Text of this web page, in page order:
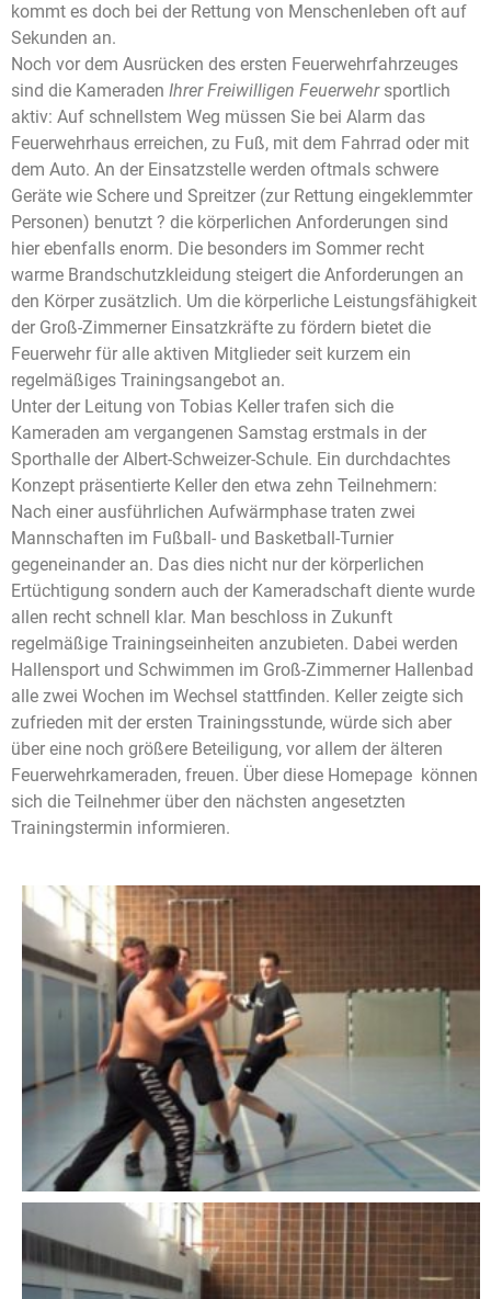
kommt es doch bei der Rettung von Menschenleben oft auf
Sekunden an.
Noch vor dem Ausrücken des ersten Feuerwehrfahrzeuges
sind die Kameraden Ihrer Freiwilligen Feuerwehr sportlich
aktiv: Auf schnellstem Weg müssen Sie bei Alarm das
Feuerwehrhaus erreichen, zu Fuß, mit dem Fahrrad oder mit
dem Auto. An der Einsatzstelle werden oftmals schwere
Geräte wie Schere und Spreitzer (zur Rettung eingeklemmter
Personen) benutzt ? die körperlichen Anforderungen sind
hier ebenfalls enorm. Die besonders im Sommer recht
warme Brandschutzkleidung steigert die Anforderungen an
den Körper zusätzlich. Um die körperliche Leistungsfähigkeit
der Groß-Zimmerner Einsatzkräfte zu fördern bietet die
Feuerwehr für alle aktiven Mitglieder seit kurzem ein
regelmäßiges Trainingsangebot an.
Unter der Leitung von Tobias Keller trafen sich die
Kameraden am vergangenen Samstag erstmals in der
Sporthalle der Albert-Schweizer-Schule. Ein durchdachtes
Konzept präsentierte Keller den etwa zehn Teilnehmern:
Nach einer ausführlichen Aufwärmphase traten zwei
Mannschaften im Fußball- und Basketball-Turnier
gegeneinander an. Das dies nicht nur der körperlichen
Ertüchtigung sondern auch der Kameradschaft diente wurde
allen recht schnell klar. Man beschloss in Zukunft
regelmäßige Trainingseinheiten anzubieten. Dabei werden
Hallensport und Schwimmen im Groß-Zimmerner Hallenbad
alle zwei Wochen im Wechsel stattfinden. Keller zeigte sich
zufrieden mit der ersten Trainingsstunde, würde sich aber
über eine noch größere Beteiligung, vor allem der älteren
Feuerwehrkameraden, freuen. Über diese Homepage können
sich die Teilnehmer über den nächsten angesetzten
Trainingstermin informieren.